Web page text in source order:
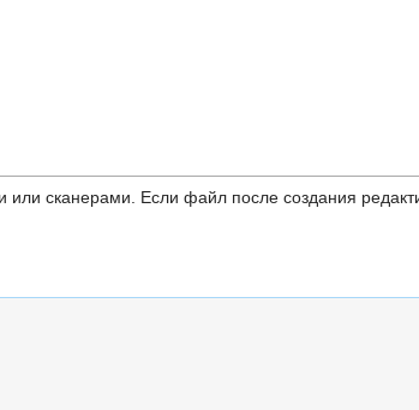
сканерами. Если файл после создания